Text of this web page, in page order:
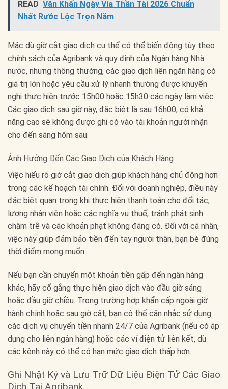
READ Văn Khấn Ngày Vía Thần Tài 2026 Chuẩn
Nhất Rước Lộc Trọn Năm
Mặc dù giờ cắt giao dịch cụ thể có thể biến động tùy theo
chính sách của Agribank và quy định của Ngân hàng Nhà
nước, nhưng thông thường, các giao dịch liên ngân hàng có
giá trị lớn hoặc yêu cầu xử lý nhanh thường được khuyến
nghị thực hiện trước 15h00 hoặc 15h30 các ngày làm việc.
Các giao dịch sau giờ này, đặc biệt là sau 16h00, có khả
năng cao sẽ không được ghi có vào tài khoản người nhận
cho đến sáng hôm sau.
Ảnh Hưởng Đến Các Giao Dịch của Khách Hàng
Việc hiểu rõ giờ cắt giao dịch giúp khách hàng chủ động hơn
trong các kế hoạch tài chính. Đối với doanh nghiệp, điều này
đặc biệt quan trọng khi thực hiện thanh toán cho đối tác,
lương nhân viên hoặc các nghĩa vụ thuế, tránh phát sinh
chậm trễ và các khoản phạt không đáng có. Đối với cá nhân,
việc này giúp đảm bảo tiền đến tay người thân, bạn bè đúng
thời điểm mong muốn.
Nếu bạn cần chuyển một khoản tiền gấp đến ngân hàng
khác, hãy cố gắng thực hiện giao dịch vào đầu giờ sáng
hoặc đầu giờ chiều. Trong trường hợp khẩn cấp ngoài giờ
hành chính hoặc sau giờ cắt, bạn có thể cân nhắc sử dụng
các dịch vụ chuyển tiền nhanh 24/7 của Agribank (nếu có áp
dụng cho liên ngân hàng) hoặc các ví điện tử liên kết, dù
các kênh này có thể có hạn mức giao dịch thấp hơn.
Ghi Nhật Ký và Lưu Trữ Dữ Liệu Điện Tử Các Giao
Dịch Tại Agribank